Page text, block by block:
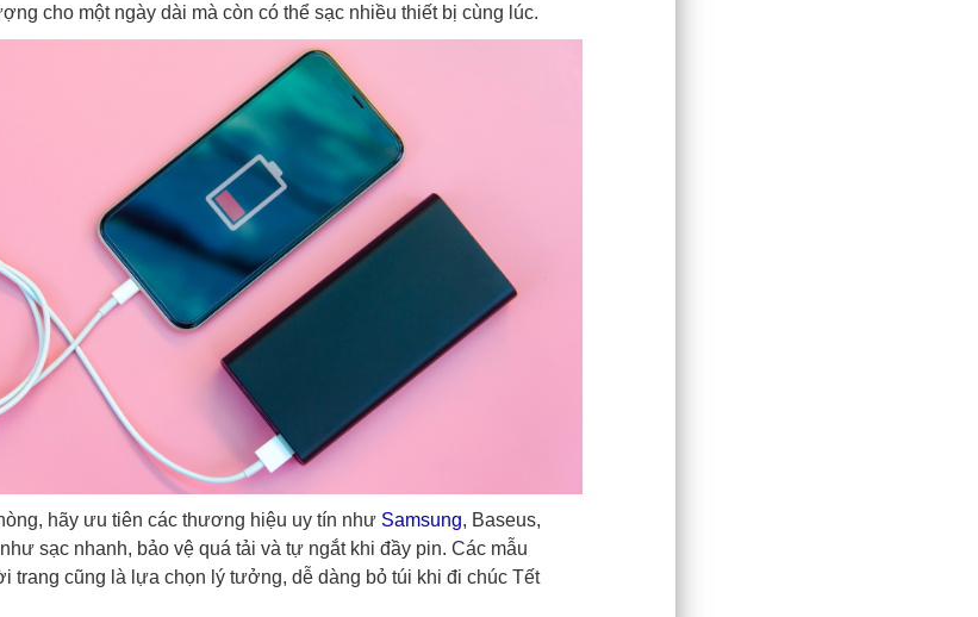
cho một ngày dài mà còn có thể sạc nhiều thiết bị cùng lúc.
hãy ưu tiên các thương hiệu uy tín như Samsung, Baseus,
sạc nhanh, bảo vệ quá tải và tự ngắt khi đầy pin. Các mẫu
trang cũng là lựa chọn lý tưởng, dễ dàng bỏ túi khi đi chúc Tết